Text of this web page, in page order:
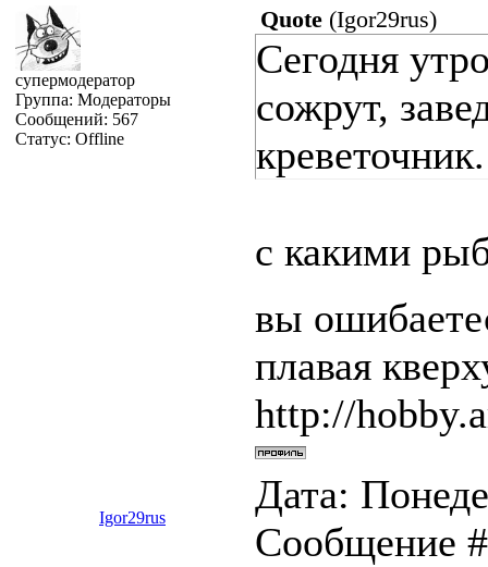
супермодератор
Группа: Модераторы
Сообщений: 567
Статус: Offline
Quote(Igor29rus)
Сегодня
сожрут,
креветочник.
с какими
вы
плавая
http://
Igor29rus
Дата:
Сообщение